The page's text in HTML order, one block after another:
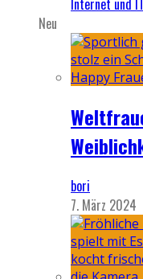
Internet und IT
Neu
bori
7. März 2024